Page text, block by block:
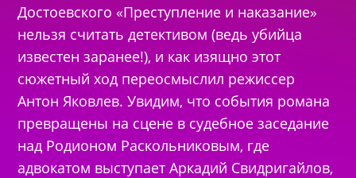
Достоевского «Преступление и наказание»
нельзя считать детективом (ведь убийца
известен заранее!), и как изящно этот
сюжетный ход переосмыслил режиссер
Антон Яковлев. Увидим, что события романа
превращены на сцене в судебное заседание
над Родионом Раскольниковым, где
адвокатом выступает Аркадий Свидригайлов,